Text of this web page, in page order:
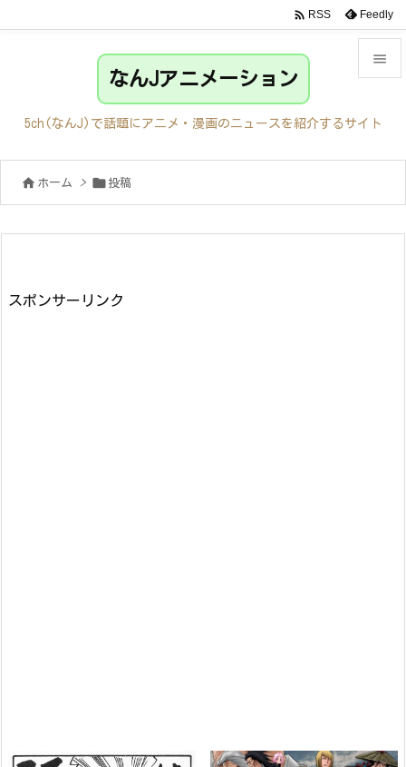

サイド
前へ

 RSS Feedly
なんJアニメーション
5ch(なんJ)で話題にアニメ・漫画のニュースを紹介するサイト
 ホーム >  投稿
スポンサーリンク